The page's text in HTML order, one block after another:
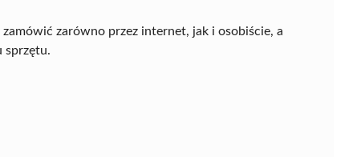
zarówno przez internet, jak i osobiście, a
sprzętu.